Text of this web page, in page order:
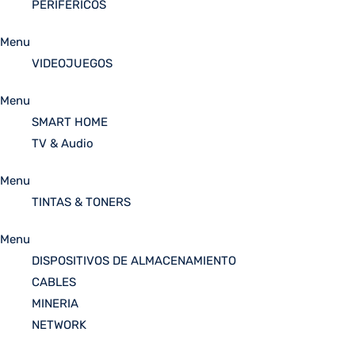
PERIFÉRICOS
Menu
VIDEOJUEGOS
Menu
SMART HOME
TV & Audio
Menu
TINTAS & TONERS
Menu
DISPOSITIVOS DE ALMACENAMIENTO
CABLES
MINERIA
NETWORK